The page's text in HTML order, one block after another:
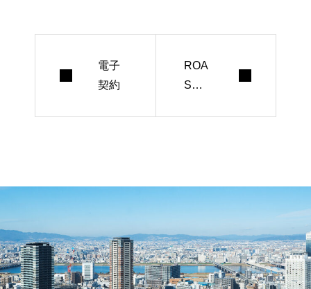
電子
契約
ROA
S